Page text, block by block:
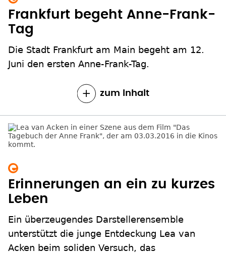
Frankfurt begeht Anne-Frank-
Tag
Die Stadt Frankfurt am Main begeht am 12.
Juni den ersten Anne-Frank-Tag.
zum Inhalt
Erinnerungen an ein zu kurzes
Leben
Ein überzeugendes Darstellerensemble
unterstützt die junge Entdeckung Lea van
Acken beim soliden Versuch, das